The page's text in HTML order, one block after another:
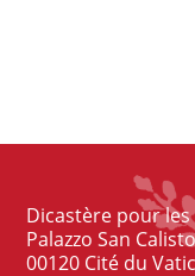
Dicastère pour les
Palazzo San Calisto
00120 Cité du